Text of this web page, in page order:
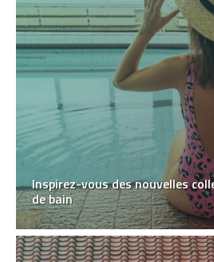
Inspirez-vous des nouvelles
de bain